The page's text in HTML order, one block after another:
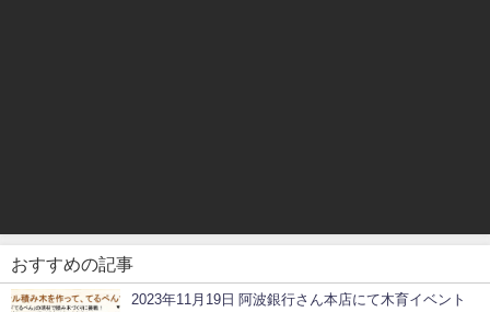
おすすめの記事
2023年11月19日 阿波銀行さん本店にて木育イベント